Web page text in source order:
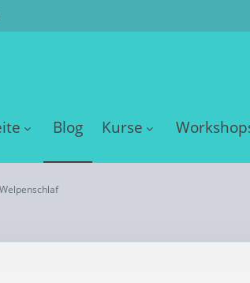
Blog Kurse
Welpenschlaf